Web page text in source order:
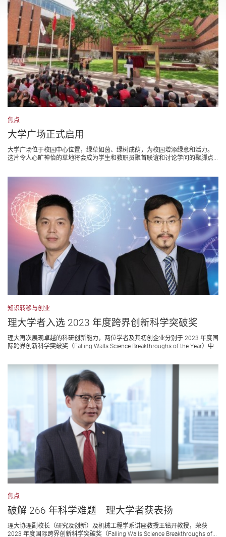
焦点
大学广场正式启用
大学广场位于校园中心位置，绿草如茵、绿树成荫，为校园增添绿意和活力。
这片令人心旷神怡的草地将会成为学生和教职员聚首联谊和讨论学问的聚脚点...
知识转移与创业
理大学者入选 2023 年度跨界创新科学突破奖
理大再次展现卓越的科研创新能力，两位学者及其初创企业分别于 2023 年度国
际跨界创新科学突破奖（Falling Walls Science Breakthroughs of the Year）中...
焦点
破解 266 年科学难题 理大学者获表扬
理大协理副校长（研究及创新）及机械工程学系讲座教授王钻开教授，荣获
2023 年度国际跨界创新科学突破奖（Falling Walls Science Breakthroughs of...